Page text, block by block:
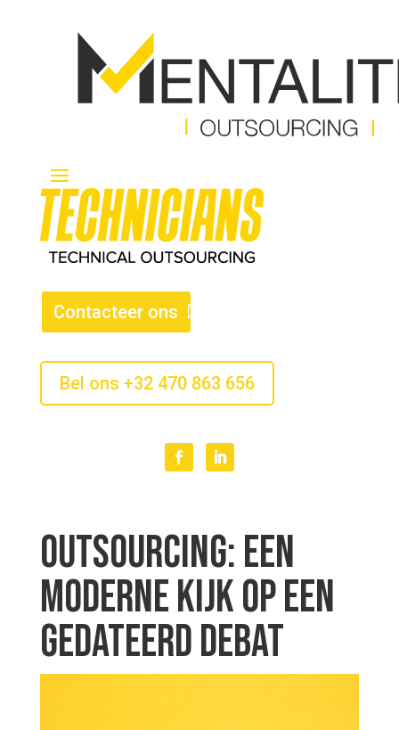
Contacteer ons
Bel ons +32 470 863 656
Outsourcing: Een
moderne kijk op een
gedateerd debat